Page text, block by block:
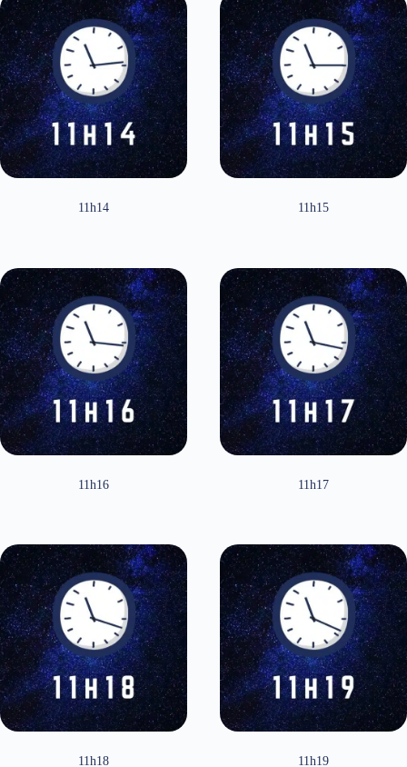
11h14 11h15
11h16 11h17
11h18 11h19